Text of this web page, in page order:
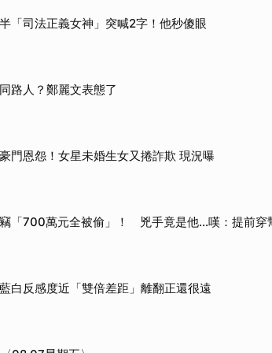
「司法正義女神」突喊2字！他秒傻眼
路人？鄭麗文表態了
門恩怨！女星未婚生女又捲詐欺 現況曝
「700萬元全被偷」！ 兇手竟是他...嘆：提前穿
白反感度近「雙倍差距」離翻正還很遠